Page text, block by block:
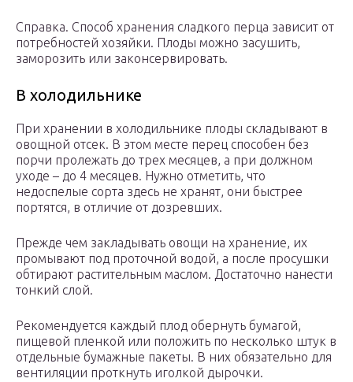
Справка. Способ хранения сладкого перца зависит от
потребностей хозяйки. Плоды можно засушить,
заморозить или законсервировать.
В холодильнике
При хранении в холодильнике плоды складывают в
овощной отсек. В этом месте перец способен без
порчи пролежать до трех месяцев, а при должном
уходе – до 4 месяцев. Нужно отметить, что
недоспелые сорта здесь не хранят, они быстрее
портятся, в отличие от дозревших.
Прежде чем закладывать овощи на хранение, их
промывают под проточной водой, а после просушки
обтирают растительным маслом. Достаточно нанести
тонкий слой.
Рекомендуется каждый плод обернуть бумагой,
пищевой пленкой или положить по несколько штук в
отдельные бумажные пакеты. В них обязательно для
вентиляции проткнуть иголкой дырочки.